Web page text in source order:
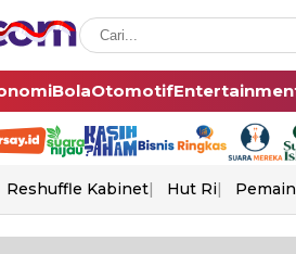
BolaOtomotif
Reshuffle Kabinet Hut Ri